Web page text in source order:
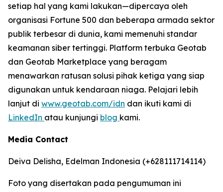
setiap hal yang kami lakukan—dipercaya oleh
organisasi Fortune 500 dan beberapa armada sektor
publik terbesar di dunia, kami memenuhi standar
keamanan siber tertinggi. Platform terbuka Geotab
dan Geotab Marketplace yang beragam
menawarkan ratusan solusi pihak ketiga yang siap
digunakan untuk kendaraan niaga. Pelajari lebih
lanjut di www.geotab.com/idn dan ikuti kami di
LinkedIn atau kunjungi blog kami.
Media Contact
Deiva Delisha, Edelman Indonesia (+628111714114)
Foto yang disertakan pada pengumuman ini